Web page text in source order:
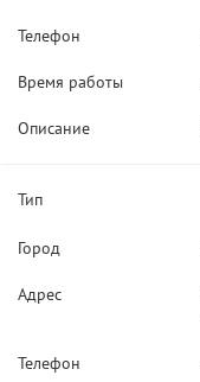
Телефон
Время работы
Описание
Тип
Город
Адрес
Телефон